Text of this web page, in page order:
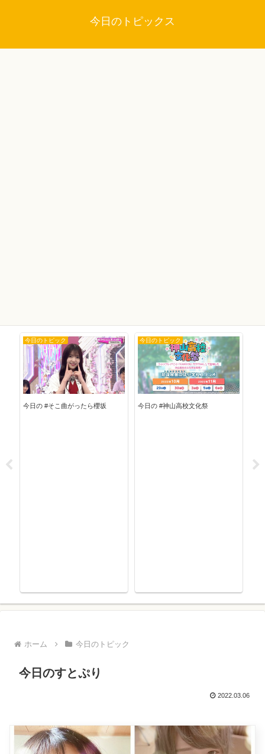
今日のトピックス
今日のトピック
今日の #そこ曲がったら櫻坂
今日のトピック
今日の #神山高校文化祭
ホーム 今日のトピック
今日のすとぷり
2022.03.06